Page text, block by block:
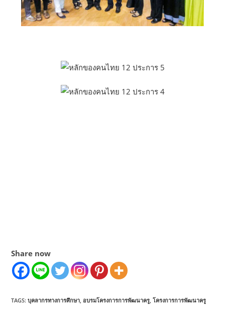
Share now
TAGS:บุคลากรทางการศึกษา, อบรมโครงการการพัฒนาครู, โครงการการพัฒนาครู